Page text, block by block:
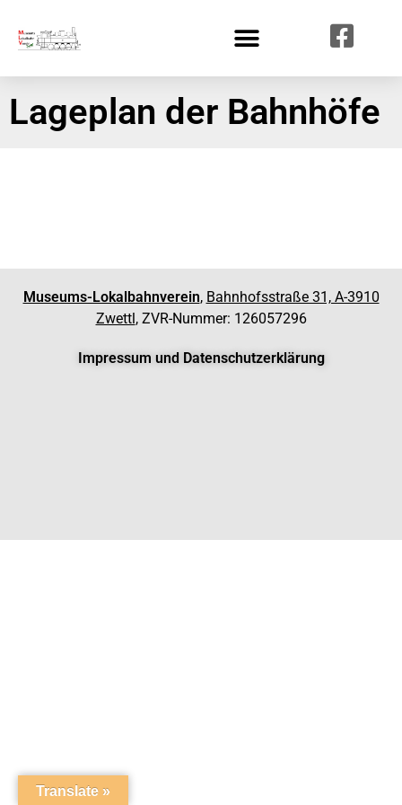
Lageplan der Bahnhöfe
Museums-Lokalbahnverein, Bahnhofsstraße 31, A-3910
Zwettl , ZVR-Nummer: 126057296
Impressum und Datenschutzerklärung
Translate »